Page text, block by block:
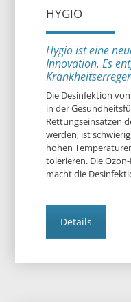
HYGIO
Hygio ist eine
Innovation. Es
Die Desinfektion
in der
Rettungseinsätzen
werden, ist
hohen
tolerieren. Die
macht die
Details